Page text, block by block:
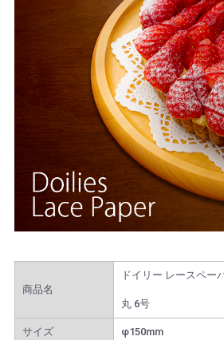
商品名
ドイリー レースペー
丸 6号
サイズ φ150mm